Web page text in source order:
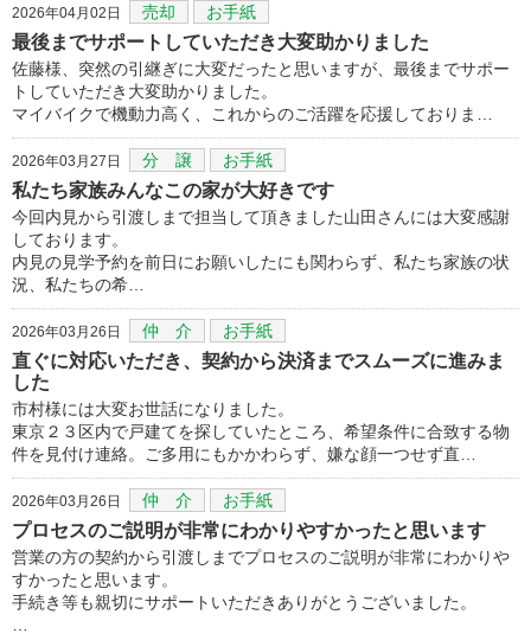
2026年04月02日 売却 お手紙
最後までサポートしていただき大変助かりました
佐藤様、突然の引継ぎに大変だったと思いますが、最後までサポー
トしていただき大変助かりました。
マイバイクで機動力高く、これからのご活躍を応援しておりま…
2026年03月27日 分 譲 お手紙
私たち家族みんなこの家が大好きです
今回内見から引渡しまで担当して頂きました山田さんには大変感謝
しております。
内見の見学予約を前日にお願いしたにも関わらず、私たち家族の状
況、私たちの希…
2026年03月26日 仲 介 お手紙
直ぐに対応いただき、契約から決済までスムーズに進みま
した
市村様には大変お世話になりました。
東京２３区内で戸建てを探していたところ、希望条件に合致する物
件を見付け連絡。ご多用にもかかわらず、嫌な顔一つせず直…
2026年03月26日 仲 介 お手紙
プロセスのご説明が非常にわかりやすかったと思います
営業の方の契約から引渡しまでプロセスのご説明が非常にわかりや
すかったと思います。
手続き等も親切にサポートいただきありがとうございました。